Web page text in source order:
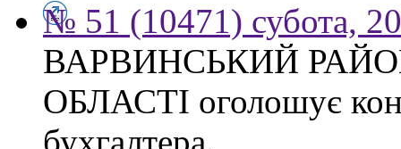
№ 51 (10471) субота,
ВАРВИНСЬКИЙ
ОБЛАСТІ оголошує
бухгалтера.